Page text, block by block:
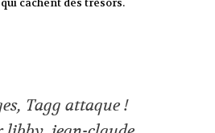
cachent des trésors.
, Tagg attaque !